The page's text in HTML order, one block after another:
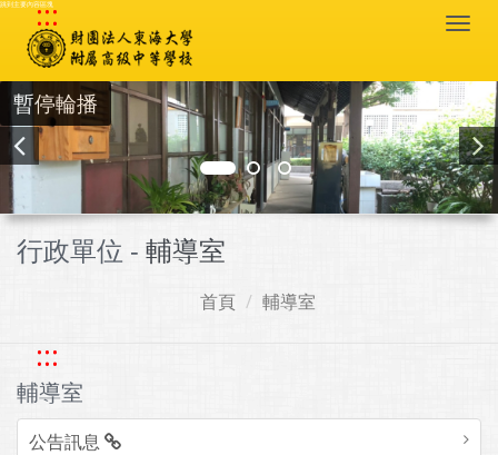
跳到主要內容區塊
:::
暫停輪播
行政單位 - 輔導室
首頁 輔導室
:::
輔導室
公告訊息